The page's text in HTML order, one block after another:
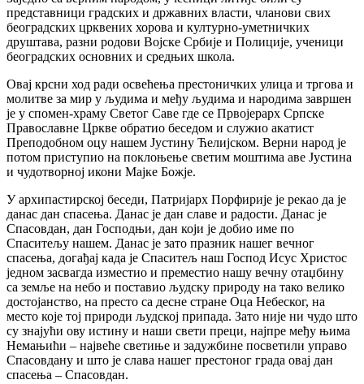
представници градских и државних власти, чланови свих
београдских црквених хорова и културно-уметничких
друштава, разни родови Војске Србије и Полиције, ученици
београдских основних и средњих школа.
Овај крсни ход ради освећења престоничких улица и тргова и
молитве за мир у људима и међу људима и народима завршен
је у спомен-храму Светог Саве где се Првојерарх Српске
Православне Цркве обратио беседом и служио акатист
Преподобном оцу нашем Јустину Ћелијском. Верни народ је
потом приступио на поклоњење светим моштима аве Јустина
и чудотворној икони Мајке Божје.
У архипастирској беседи, Патријарх Порфирије је рекао да је
данас дан спасења. Данас је дан славе и радости. Данас је
Спасовдан, дан Господњи, дан који је добио име по
Спаситељу нашем. Данас је зато празник нашег вечног
спасења, догађај када је Спаситељ наш Господ Исус Христос
једном засвагда изместио и преместио нашу вечну отаџбину
са земље на небо и поставио људску природу на тако велико
достојанство, на престо са десне стране Оца Небеског, на
место које тој природи људској припада. Зато није ни чудо што
су знајући ову истину и наши свети преци, најпре међу њима
Немањићи – највеће светиње и задужбине посветили управо
Спасовдану и што је слава нашег престоног града овај дан
спасења – Спасовдан.